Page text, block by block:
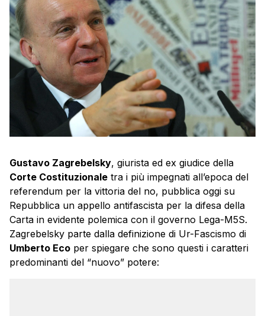
Gustavo Zagrebelsky, giurista ed ex giudice della
Corte Costituzionale tra i più impegnati all’epoca del
referendum per la vittoria del no, pubblica oggi su
Repubblica un appello antifascista per la difesa della
Carta in evidente polemica con il governo Lega-M5S.
Zagrebelsky parte dalla definizione di Ur-Fascismo di
Umberto Eco per spiegare che sono questi i caratteri
predominanti del “nuovo” potere: